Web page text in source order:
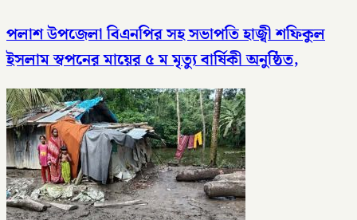
পলাশ উপজেলা বিএনপির সহ সভাপতি হাজ্বী শফিকুল
ইসলাম স্বপনের মায়ের ৫ ম মৃত্যু বার্ষিকী অনুষ্ঠিত,